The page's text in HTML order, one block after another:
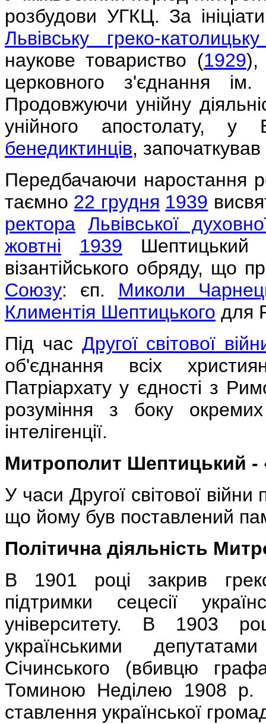
розбудови УГКЦ. За
Львівську греко-
наукове товариство (1929),
церковного з'єднання
Продовжуючи унійну
унійного апостолату, у
бенедиктинців, започаткував
Передбачаючи наростання
таємно 22 грудня 1939
ректора Львівської
жовтні
1939 Шептицький
візантійського обряду, що
Союзу: єп. Миколи
Климентія Шептицького для
Під час Другої світової
об'єднання всіх
Патріархату у єдності з
розуміння з боку окремих
інтелігенції.
Митрополит Шептицький -
У часи Другої світової
що йому був поставлений
Політична діяльність
В 1901 році закрив
підтримки сецесії
університету. В 1903
українськими
Січинського (вбивцю
Томиною Неділею 1908 р.
ставлення української